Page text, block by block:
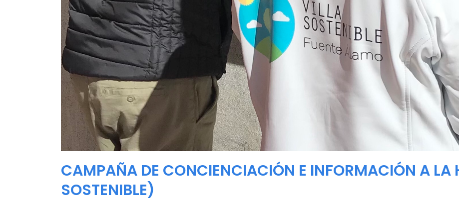
CAMPAÑA DE CONCIENCIACIÓN E INFORMACIÓN A LA
SOSTENIBLE)